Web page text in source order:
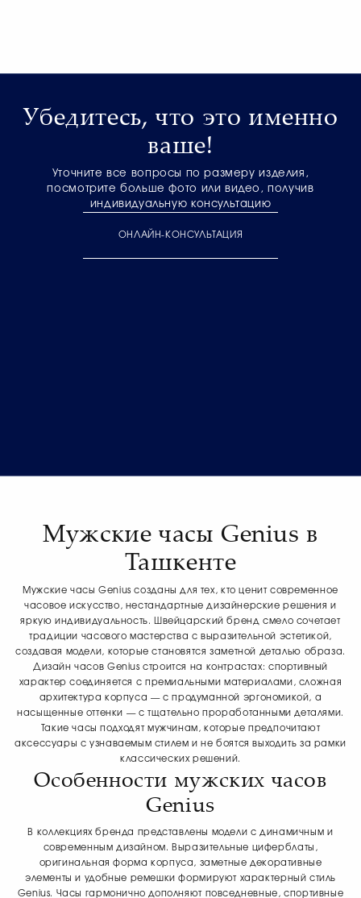
Убедитесь, что это именно
ваше!
Уточните все вопросы по размеру изделия,
посмотрите больше фото или видео, получив
индивидуальную консультацию
ОНЛАЙН-КОНСУЛЬТАЦИЯ
Мужские часы Genius в
Ташкенте
Мужские часы Genius созданы для тех, кто ценит современное
часовое искусство, нестандартные дизайнерские решения и
яркую индивидуальность. Швейцарский бренд смело сочетает
традиции часового мастерства с выразительной эстетикой,
создавая модели, которые становятся заметной деталью образа.
Дизайн часов Genius строится на контрастах: спортивный
характер соединяется с премиальными материалами, сложная
архитектура корпуса — с продуманной эргономикой, а
насыщенные оттенки — с тщательно проработанными деталями.
Такие часы подходят мужчинам, которые предпочитают
аксессуары с узнаваемым стилем и не боятся выходить за рамки
классических решений.
Особенности мужских часов
Genius
В коллекциях бренда представлены модели с динамичным и
современным дизайном. Выразительные циферблаты,
оригинальная форма корпуса, заметные декоративные
элементы и удобные ремешки формируют характерный стиль
Genius. Часы гармонично дополняют повседневные, спортивные